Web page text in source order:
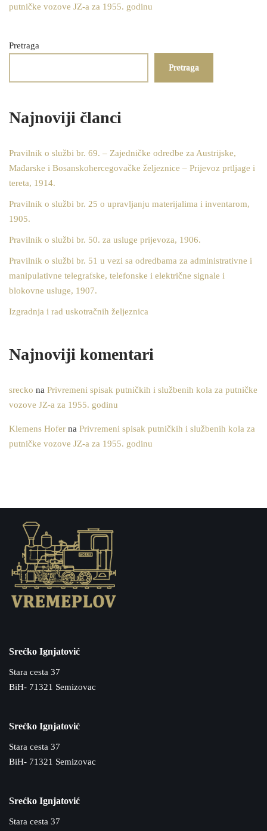
putničke vozove JZ-a za 1955. godinu
Pretraga
Pretraga
Najnoviji članci
Pravilnik o službi br. 69. – Zajedničke odredbe za Austrijske,
Mađarske i Bosanskohercegovačke željeznice – Prijevoz prtljage i
tereta, 1914.
Pravilnik o službi br. 25 o upravljanju materijalima i inventarom,
1905.
Pravilnik o službi br. 50. za usluge prijevoza, 1906.
Pravilnik o službi br. 51 u vezi sa odredbama za administrativne i
manipulativne telegrafske, telefonske i električne signale i
blokovne usluge, 1907.
Izgradnja i rad uskotračnih željeznica
Najnoviji komentari
srecko na Privremeni spisak putničkih i službenih kola za putničke
vozove JZ-a za 1955. godinu
Klemens Hofer na Privremeni spisak putničkih i službenih kola za
putničke vozove JZ-a za 1955. godinu
Srećko Ignjatović
Stara cesta 37
BiH- 71321 Semizovac
Srećko Ignjatović
Stara cesta 37
BiH- 71321 Semizovac
Srećko Ignjatović
Stara cesta 37